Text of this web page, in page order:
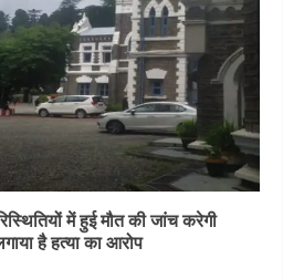
में हुई मौत की जांच करेगी
है हत्या का आरोप